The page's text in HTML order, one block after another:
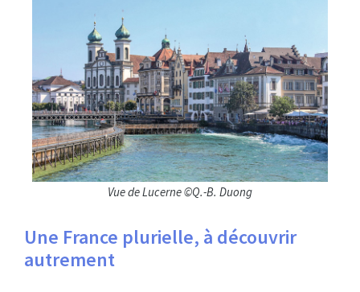
Vue de Lucerne ©Q.-B. Duong
Une France plurielle, à découvrir
autrement